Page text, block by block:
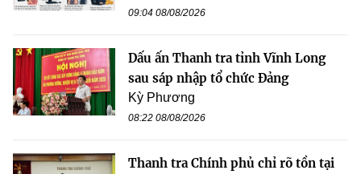
09:04 08/08/2026
Dấu ấn Thanh tra tỉnh Vĩnh Long
sau sáp nhập tổ chức Đảng
Kỳ Phương
08:22 08/08/2026
Thanh tra Chính phủ chỉ rõ tồn tại